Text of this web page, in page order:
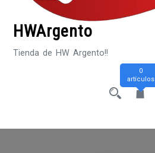
HWArgento
Tienda de HW Argento!!
0
artículos